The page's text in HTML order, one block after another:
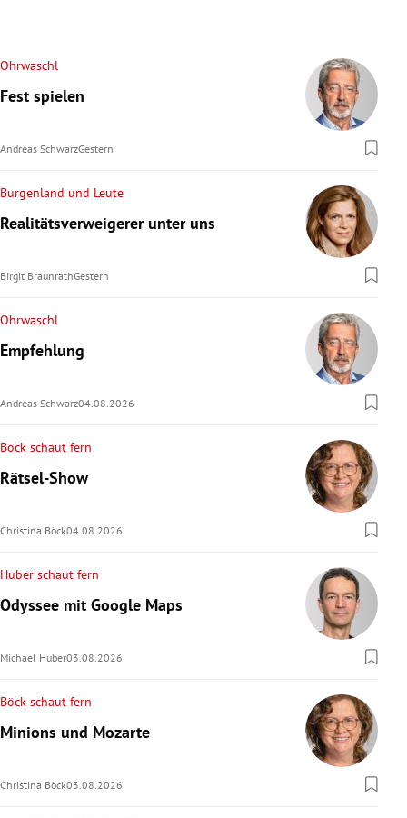
Ohrwaschl
Fest spielen
Andreas SchwarzGestern
Burgenland und Leute
Realitätsverweigerer unter uns
Birgit BraunrathGestern
Ohrwaschl
Empfehlung
Andreas Schwarz04.08.2026
Böck schaut fern
Rätsel-Show
Christina Böck04.08.2026
Huber schaut fern
Odyssee mit Google Maps
Michael Huber03.08.2026
Böck schaut fern
Minions und Mozarte
Christina Böck03.08.2026